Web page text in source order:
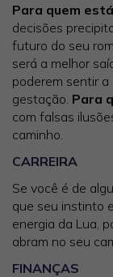
Para quem
decisões
futuro do seu
será a melhor
poderem sentir a
gestação. Para
com falsas
caminho.
CARREIRA
Se você é de
que seu instinto
energia da Lua,
abram no seu
FINANÇAS